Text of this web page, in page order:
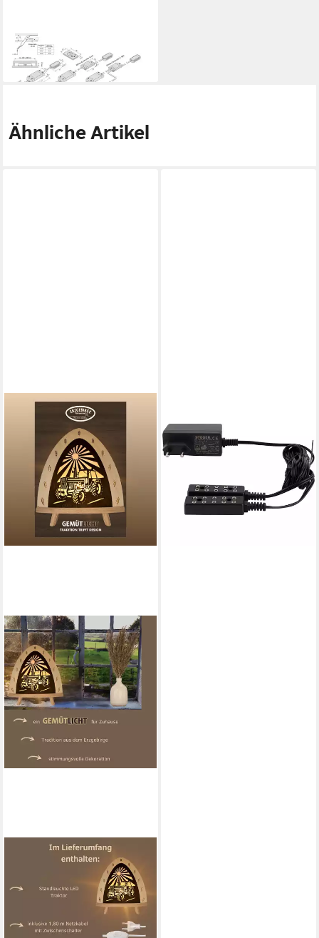
20604001101 Netzteil
ab 20,98 €
lieferbar - in 3-4 Werktagen bei dir
Ähnliche Artikel
LED Dekolicht Traktor, BxHxT:
30x32x6 cm, LED
wechselbar, Dekolampe aus
dem Erzgebirge, Holz Buche
Produktdatenblatt
Dekofigur Trafo 4,2V von
Hubrig Volkskunst
23,50 €
lieferbar - in 4-5 Werktagen bei dir